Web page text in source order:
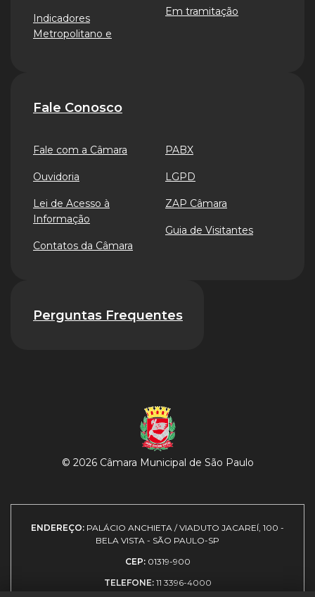
Indicadores
Metropolitano e
Em tramitação
Fale Conosco
Fale com a Câmara
Ouvidoria
Lei de Acesso à
Informação
Contatos da Câmara
PABX
LGPD
ZAP Câmara
Guia de Visitantes
Perguntas Frequentes
© 2026 Câmara Municipal de São Paulo
ENDEREÇO: PALÁCIO ANCHIETA / VIADUTO JACAREÍ, 100 -
BELA VISTA - SÃO PAULO-SP
CEP: 01319-900
TELEFONE: 11 3396-4000